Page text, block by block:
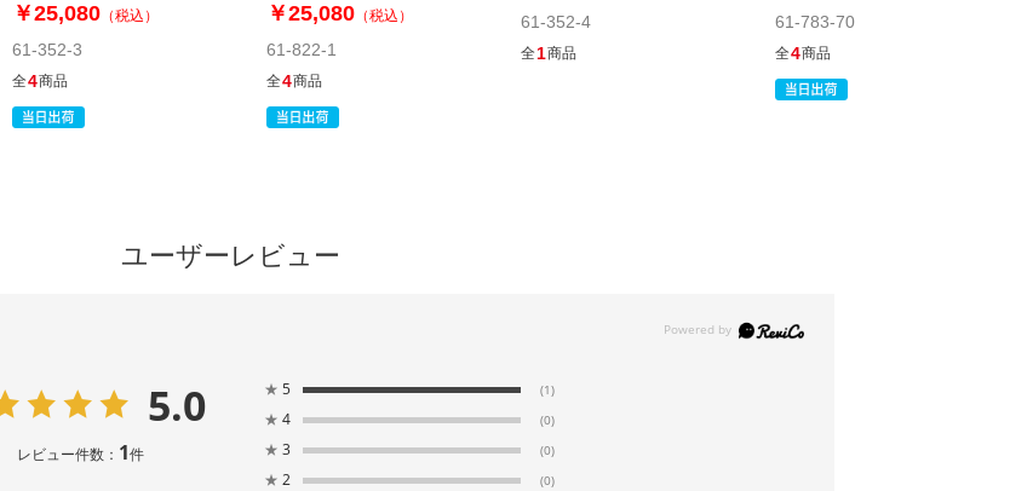
￥25,080 （税込）
61-352-3
全4商品
￥25,080 （税込）
61-822-1
全4商品
61-352-4
全1商品
61-783-70
全4商品
ユーザーレビュー
5.0
レビュー件数： 1件
★ 5 (1)
★ 4 (0)
★ 3 (0)
★ 2 (0)